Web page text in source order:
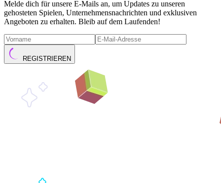
Melde dich für unsere E-Mails an, um Updates zu unseren
gehosteten Spielen, Unternehmensnachrichten und exklusiven
Angeboten zu erhalten. Bleib auf dem Laufenden!
REGISTRIEREN